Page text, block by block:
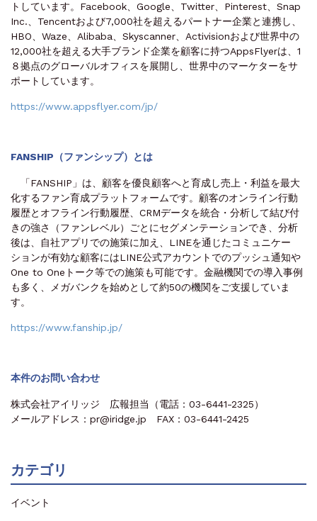
トしています。Facebook、Google、Twitter、Pinterest、Snap
Inc.、Tencentおよび7,000社を超えるパートナー企業と連携し、
HBO、Waze、Alibaba、Skyscanner、Activisionおよび世界中の
12,000社を超える大手ブランド企業を顧客に持つAppsFlyerは、1
８拠点のグローバルオフィスを展開し、世界中のマーケターをサ
ポートしています。
https://www.appsflyer.com/jp/
FANSHIP（ファンシップ）とは
「FANSHIP」は、顧客を優良顧客へと育成し売上・利益を最大
化するファン育成プラットフォームです。顧客のオンライン行動
履歴とオフライン行動履歴、CRMデータを統合・分析して結び付
きの強さ（ファンレベル）ごとにセグメンテーションでき、分析
後は、自社アプリでの施策に加え、LINEを通じたコミュニケー
ションが有効な顧客にはLINE公式アカウントでのプッシュ通知や
One to Oneトーク等での施策も可能です。金融機関での導入事例
も多く、メガバンクを始めとして約50の機関をご支援していま
す。
https://www.fanship.jp/
本件のお問い合わせ
株式会社アイリッジ 広報担当（電話：03-6441-2325）
メールアドレス：pr@iridge.jp FAX：03-6441-2425
カテゴリ
イベント